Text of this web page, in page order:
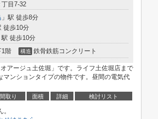
丁目7-32
」駅 徒歩8分
徒歩10分
駅 徒歩10分
1階 構造 鉄骨鉄筋コンクリート
アージュ土佐堀」です。ライフ土佐堀店まで
マンションタイプの物件です。昼間の電気代
間取り 面積 詳細 検討リスト